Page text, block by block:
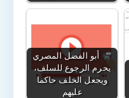
أبو الفضل المصري
يحرم الرجوع للسلف،
ويجعل الخلف حاكما
عليهم